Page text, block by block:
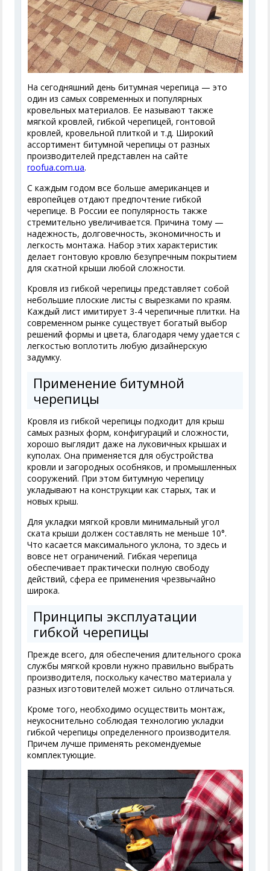
На сегодняшний день битумная черепица — это
один из самых современных и популярных
кровельных материалов. Ее называют также
мягкой кровлей, гибкой черепицей, гонтовой
кровлей, кровельной плиткой и т.д. Широкий
ассортимент битумной черепицы от разных
производителей представлен на сайте
roofua.com.ua.
С каждым годом все больше американцев и
европейцев отдают предпочтение гибкой
черепице. В России ее популярность также
стремительно увеличивается. Причина тому —
надежность, долговечность, экономичность и
легкость монтажа. Набор этих характеристик
делает гонтовую кровлю безупречным покрытием
для скатной крыши любой сложности.
Кровля из гибкой черепицы представляет собой
небольшие плоские листы с вырезками по краям.
Каждый лист имитирует 3-4 черепичные плитки. На
современном рынке существует богатый выбор
решений формы и цвета, благодаря чему удается с
легкостью воплотить любую дизайнерскую
задумку.
Применение битумной
черепицы
Кровля из гибкой черепицы подходит для крыш
самых разных форм, конфигураций и сложности,
хорошо выглядит даже на луковичных крышах и
куполах. Она применяется для обустройства
кровли и загородных особняков, и промышленных
сооружений. При этом битумную черепицу
укладывают на конструкции как старых, так и
новых крыш.
Для укладки мягкой кровли минимальный угол
ската крыши должен составлять не меньше 10°.
Что касается максимального уклона, то здесь и
вовсе нет ограничений. Гибкая черепица
обеспечивает практически полную свободу
действий, сфера ее применения чрезвычайно
широка.
Принципы эксплуатации
гибкой черепицы
Прежде всего, для обеспечения длительного срока
службы мягкой кровли нужно правильно выбрать
производителя, поскольку качество материала у
разных изготовителей может сильно отличаться.
Кроме того, необходимо осуществить монтаж,
неукоснительно соблюдая технологию укладки
гибкой черепицы определенного производителя.
Причем лучше применять рекомендуемые
комплектующие.